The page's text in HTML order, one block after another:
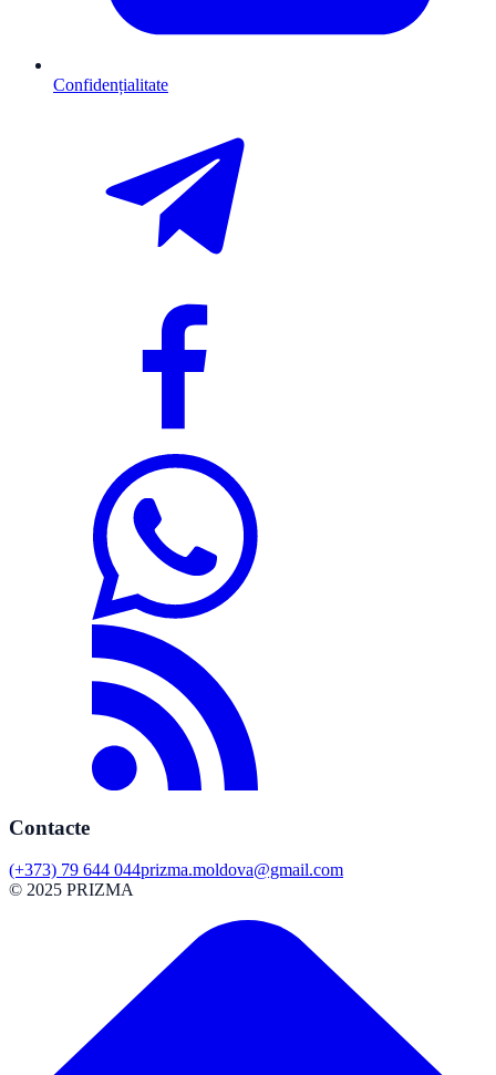
Confidențialitate
Contacte
(+373) 79 644 044prizma.moldova@gmail.com
© 2025 PRIZMA